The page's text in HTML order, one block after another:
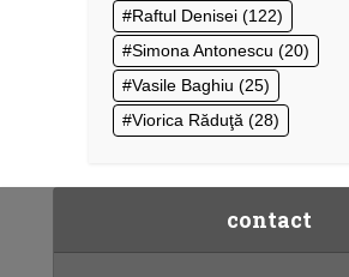
Raftul Denisei (122)
Simona Antonescu (20)
Vasile Baghiu (25)
Viorica Răduţă (28)
contact